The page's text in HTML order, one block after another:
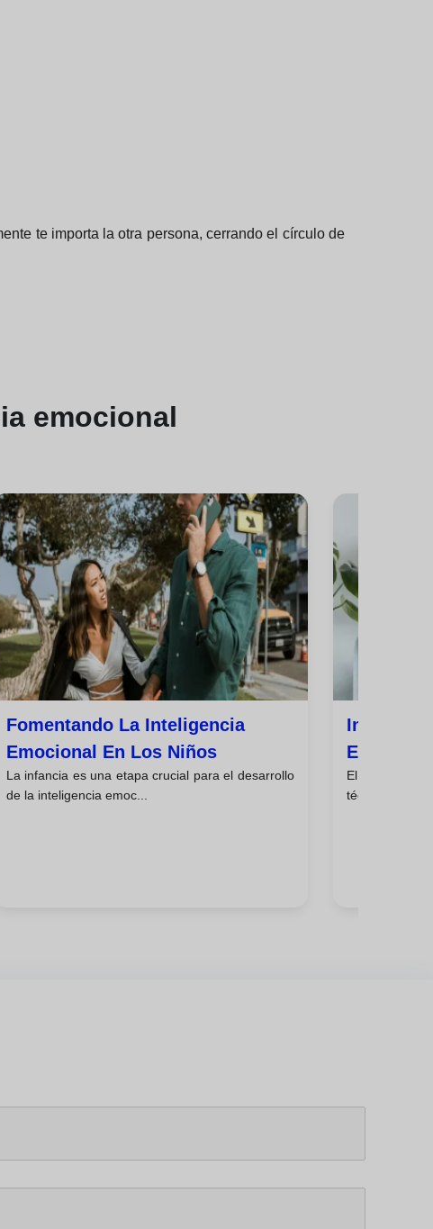
te importa la otra persona, cerrando el círculo de
emocional
Fomentando La Inteligencia
Emocional En Los Niños
La infancia es una etapa crucial para el desarrollo
de la inteligencia emoc...
Entorno
El entorno
técnicas y